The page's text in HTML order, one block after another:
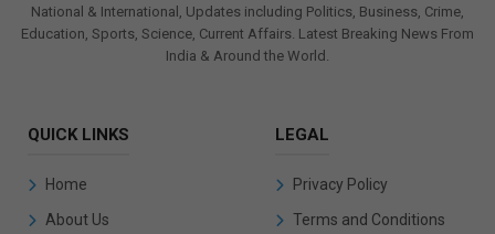
National & International, Updates including Politics, Business, Crime,
Education, Sports, Science, Current Affairs. Latest Breaking News From
India & Around the World.
QUICK LINKS
Home
About Us
LEGAL
Privacy Policy
Terms and Conditions